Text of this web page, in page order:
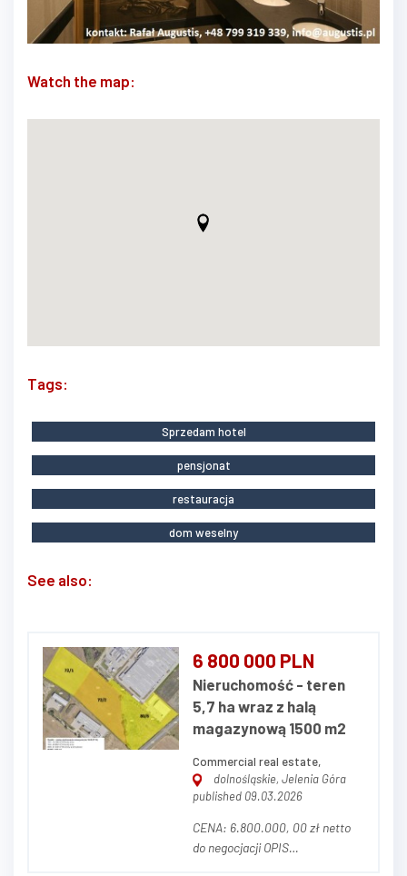
Watch the map:
Tags:
Sprzedam hotel
pensjonat
restauracja
dom weselny
See also:
6 800 000 PLN
Nieruchomość - teren
5,7 ha wraz z halą
magazynową 1500 m2
Commercial real estate,
dolnośląskie, Jelenia Góra
published 09.03.2026
CENA: 6.800.000, 00 zł netto
do negocjacji OPIS